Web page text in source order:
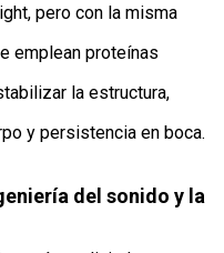
pero con la misma
emplean proteínas
la estructura,
y persistencia en boca.
del sonido y la